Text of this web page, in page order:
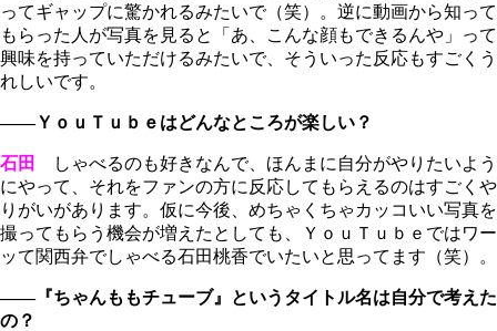
ってギャップに驚かれるみたいで（笑）。逆に動画から知って
もらった人が写真を見ると「あ、こんな顔もできるんや」って
興味を持っていただけるみたいで、そういった反応もすごくう
れしいです。
――ＹｏｕＴｕｂｅはどんなところが楽しい？
石田
しゃべるのも好きなんで、ほんまに自分がやりたいよう
にやって、それをファンの方に反応してもらえるのはすごくや
りがいがあります。仮に今後、めちゃくちゃカッコいい写真を
撮ってもらう機会が増えたとしても、ＹｏｕＴｕｂｅではワー
ッて関西弁でしゃべる石田桃香でいたいと思ってます（笑）。
――『ちゃんももチューブ』というタイトル名は自分で考えた
の？